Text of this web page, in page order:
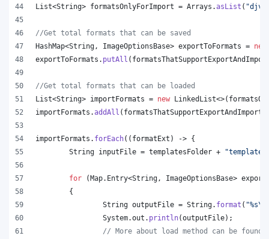
List<String> formatsOnlyForImport = Arrays .asList (
//Get total formats that can be saved
HashMap<String , ImageOptionsBase> exportToFormats = new
exportToFormats . putAll (
//Get total formats that can be loaded
List<String> importFormats = new LinkedList<>(
importFormats .addAll ( formatsThatSupportExportAndImport
importFormats . forEach(( formatExt ) -> {
String inputFile = templatesFolder +
for (Map. Entry<String , ImageOptionsBase>
	{
String outputFile = String. format ( "%s\\
System.out . println(outputFile);
// More about load method can be found